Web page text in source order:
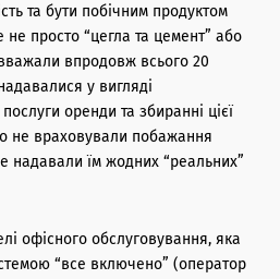
та бути побічним продуктом
не просто “цегла та цемент” або
впродовж всього 20
у вигляді
оренди та збиранні цієї
не враховували побажання
надавали їм жодних “реальних”
офісного обслуговування, яка
“все включено” (оператор